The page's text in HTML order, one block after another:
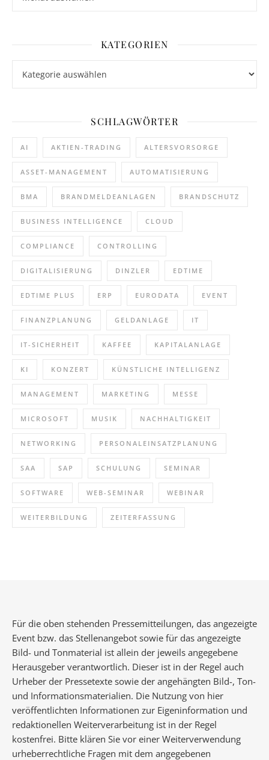
KATEGORIEN
SCHLAGWÖRTER
AI AKTIEN-TRADING ALTERSVORSORGE
ASSET-MANAGEMENT AUTOMATISIERUNG
BMA BRANDMELDEANLAGEN BRANDSCHUTZ
BUSINESS INTELLIGENCE CLOUD
COMPLIANCE CONTROLLING
DIGITALISIERUNG DINZLER EDTIME
EDTIME PLUS ERP EURODATA EVENT
FINANZPLANUNG GELDANLAGE IT
IT-SICHERHEIT KAFFEE KAPITALANLAGE
KI KONZERT KÜNSTLICHE INTELLIGENZ
MANAGEMENT MARKETING MESSE
MICROSOFT MUSIK NACHHALTIGKEIT
NETWORKING PERSONALEINSATZPLANUNG
SAA SAP SCHULUNG SEMINAR
SOFTWARE WEB-SEMINAR WEBINAR
WEITERBILDUNG ZEITERFASSUNG
Für die oben stehenden Pressemitteilungen, das angezeigte
Event bzw. das Stellenangebot sowie für das angezeigte
Bild- und Tonmaterial ist allein der jeweils angegebene
Herausgeber verantwortlich. Dieser ist in der Regel auch
Urheber der Pressetexte sowie der angehängten Bild-, Ton-
und Informationsmaterialien. Die Nutzung von hier
veröffentlichten Informationen zur Eigeninformation und
redaktionellen Weiterverarbeitung ist in der Regel
kostenfrei. Bitte klären Sie vor einer Weiterverwendung
urheberrechtliche Fragen mit dem angegebenen